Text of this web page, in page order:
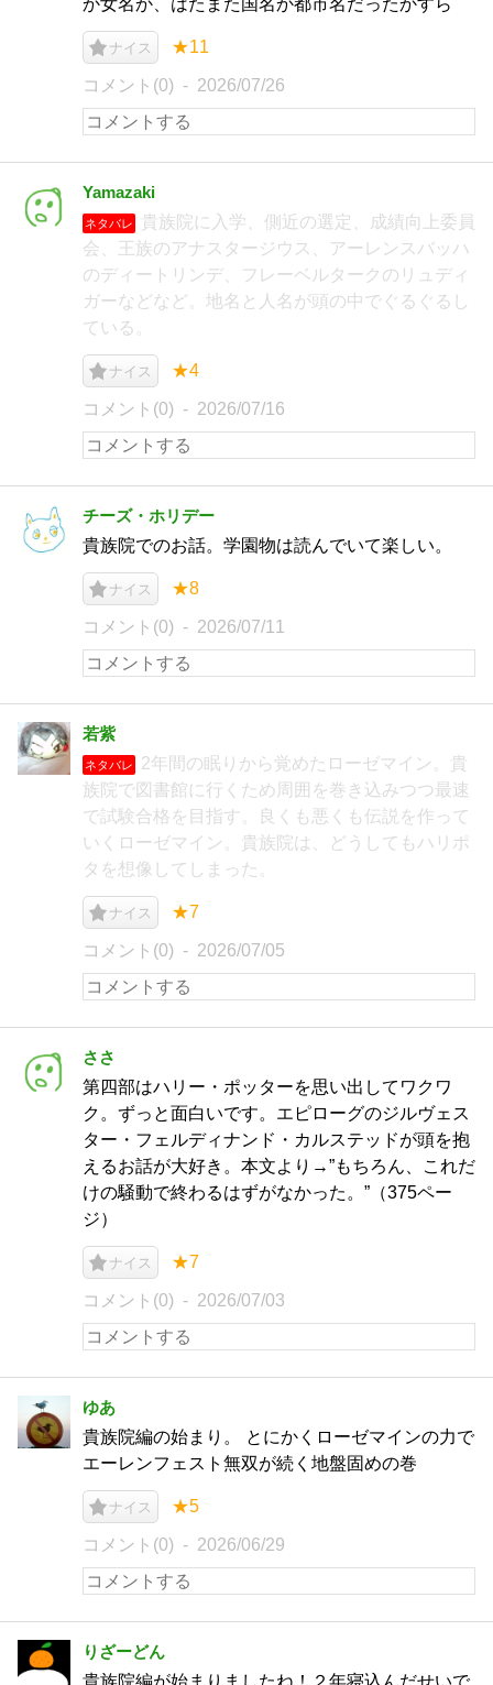
か女名か、はたまた国名か都市名だったかすら
ナイス ★11
コメント(0) 2026/07/26
Yamazaki
ネタバレ
貴族院に入学、側近の選定、成績向上委員
会、王族のアナスタージウス、アーレンスバッハ
のディートリンデ、フレーベルタークのリュディ
ガーなどなど。地名と人名が頭の中でぐるぐるし
ている。
ナイス ★4
コメント(0) 2026/07/16
チーズ・ホリデー
貴族院でのお話。学園物は読んでいて楽しい。
ナイス ★8
コメント(0) 2026/07/11
若紫
ネタバレ
2年間の眠りから覚めたローゼマイン。貴
族院で図書館に行くため周囲を巻き込みつつ最速
で試験合格を目指す。良くも悪くも伝説を作って
いくローゼマイン。貴族院は、どうしてもハリポ
タを想像してしまった。
ナイス ★7
コメント(0) 2026/07/05
ささ
第四部はハリー・ポッターを思い出してワクワ
ク。ずっと面白いです。エピローグのジルヴェス
ター・フェルディナンド・カルステッドが頭を抱
えるお話が大好き。本文より→”もちろん、これだ
けの騒動で終わるはずがなかった。”（375ペー
ジ）
ナイス ★7
コメント(0) 2026/07/03
ゆあ
貴族院編の始まり。 とにかくローゼマインの力で
エーレンフェスト無双が続く地盤固めの巻
ナイス ★5
コメント(0) 2026/06/29
りざーどん
貴族院編が始まりましたね！２年寝込んだせいで